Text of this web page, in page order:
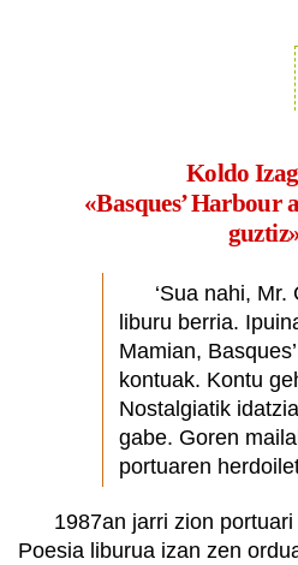
Koldo
«Basques’ Harbour
‘Sua nahi, Mr.
liburu berria.
Mamian,
kontuak. Kontu
Nostalgiatik
gabe. Goren
portuaren
1987an jarri zion
Poesia liburua izan zen